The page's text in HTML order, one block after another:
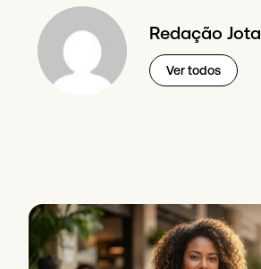
Redação Jota
Ver todos